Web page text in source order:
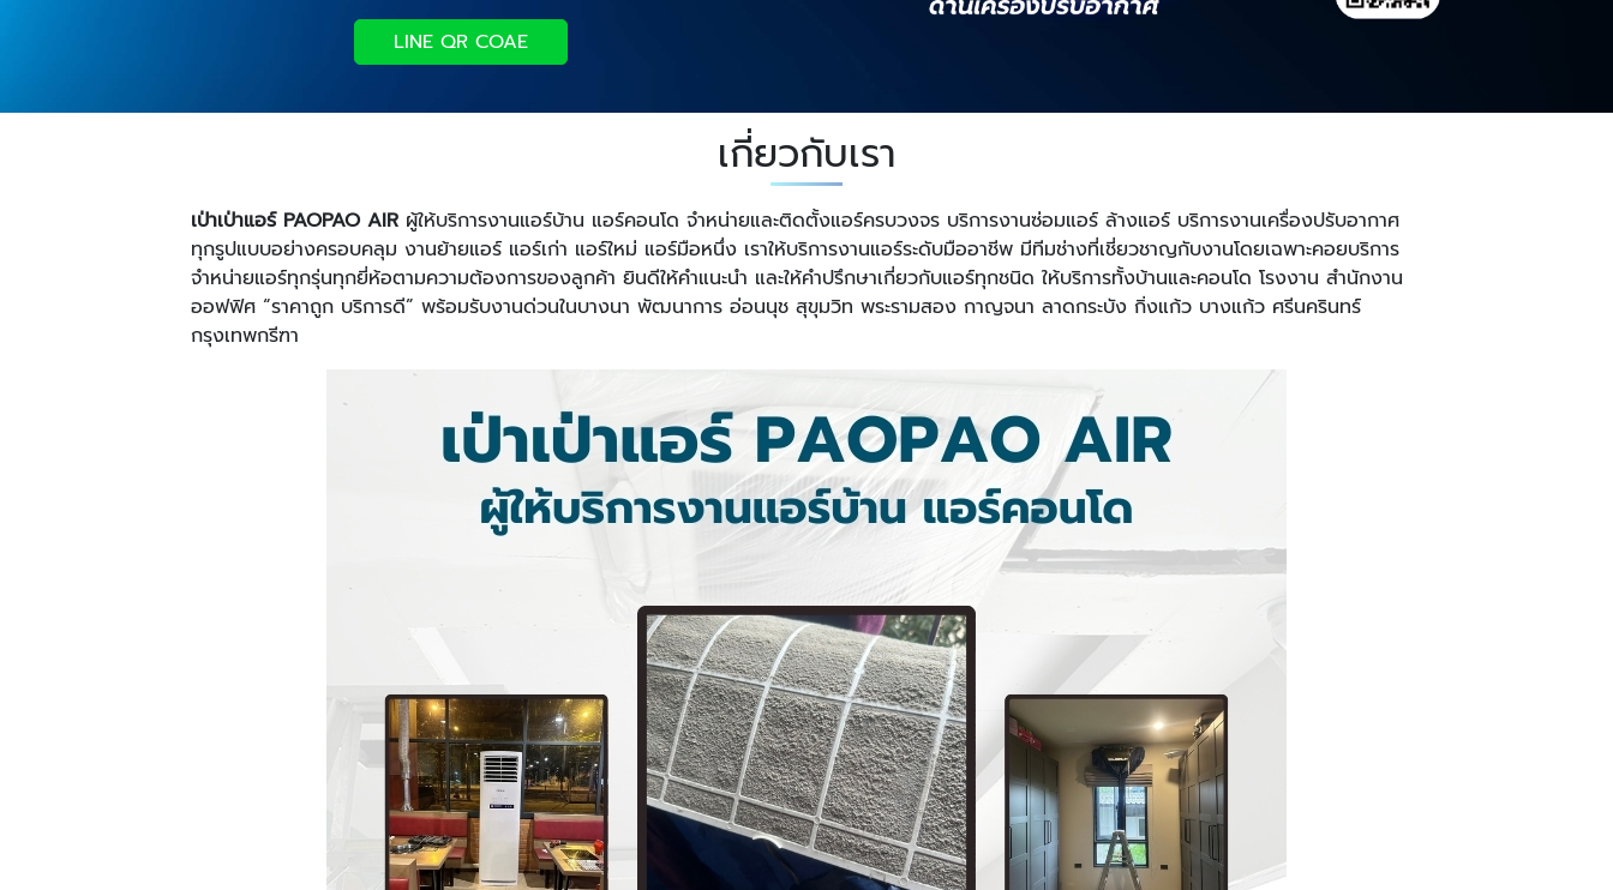
LINE QR COAE
เกี่ยวกับเรา
เป่าเป่าแอร์ PAOPAO AIR ผู้ให้บริการงานแอร์บ้าน แอร์คอนโด จำหน่ายและติดตั้งแอร์ครบวงจร บริการงานซ่อมแอร์ ล้างแอร์ บริการงานเครื่องปรับอากาศ
ทุกรูปแบบอย่างครอบคลุม งานย้ายแอร์ แอร์เก่า แอร์ใหม่ แอร์มือหนึ่ง เราให้บริการงานแอร์ระดับมืออาชีพ มีทีมช่างที่เชี่ยวชาญกับงานโดยเฉพาะคอยบริการ
จำหน่ายแอร์ทุกรุ่นทุกยี่ห้อตามความต้องการของลูกค้า ยินดีให้คำแนะนำ และให้คำปรึกษาเกี่ยวกับแอร์ทุกชนิด ให้บริการทั้งบ้านและคอนโด โรงงาน สำนักงาน
ออฟฟิศ “ราคาถูก บริการดี” พร้อมรับงานด่วนในบางนา พัฒนาการ อ่อนนุช สุขุมวิท พระรามสอง กาญจนา ลาดกระบัง กิ่งแก้ว บางแก้ว ศรีนครินทร์
กรุงเทพกรีฑา